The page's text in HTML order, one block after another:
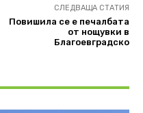
СЛЕДВАЩА СТАТИЯ
Повишила се е печалбата
от нощувки в
Благоевградско